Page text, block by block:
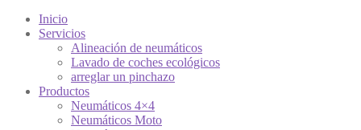
Inicio
Servicios
Alineación de neumáticos
Lavado de coches ecológicos
arreglar un pinchazo
Productos
Neumáticos 4×4
Neumáticos Moto